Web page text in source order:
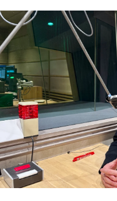
お知らせ
イベント・グッズ
YouTube
会社情報